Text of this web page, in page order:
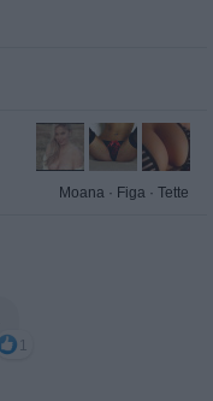
Moana · Figa · Tette
1